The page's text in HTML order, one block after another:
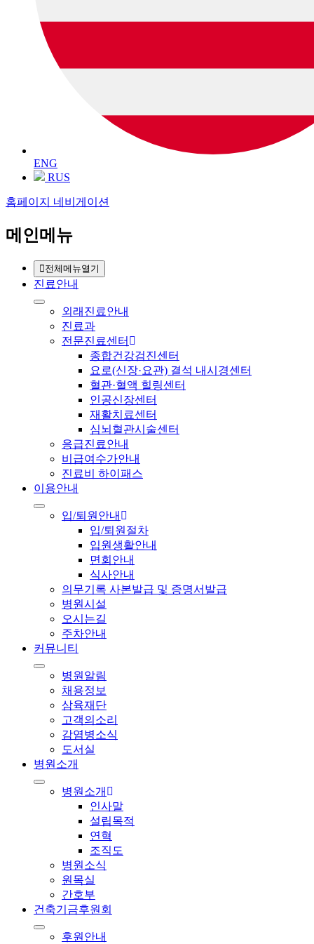
ENG
RUS
홈페이지 네비게이션
메인메뉴
전체메뉴열기
진료안내
외래진료안내
진료과
전문진료센터
종합건강검진센터
요로(신장·요관) 결석 내시경센터
혈관·혈액 힐링센터
인공신장센터
재활치료센터
심뇌혈관시술센터
응급진료안내
비급여수가안내
진료비 하이패스
이용안내
입/퇴원안내
입/퇴원절차
입원생활안내
면회안내
식사안내
의무기록 사본발급 및 증명서발급
병원시설
오시는길
주차안내
커뮤니티
병원알림
채용정보
삼육재단
고객의소리
감염병소식
도서실
병원소개
병원소개
인사말
설립목적
연혁
조직도
병원소식
원목실
간호부
건축기금후원회
후원안내